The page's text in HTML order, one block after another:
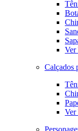
Ver
Calçados
Ver